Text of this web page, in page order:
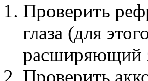
Проверить
глаза (для
расширяющий
Проверить